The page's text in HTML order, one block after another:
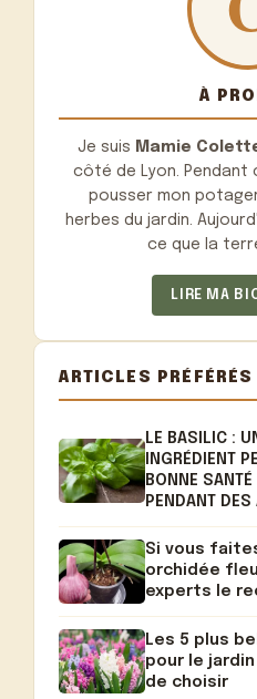
À
Je suis Mamie
côté de Lyon. Pendant
pousser mon
herbes du jardin.
ce que la
LIRE MA
ARTICLES PRÉFÉRÉS
LE BASILIC :
INGRÉDIENT
BONNE SANTÉ
PENDANT DES
Si vous
orchidée
experts le
Les 5 plus
pour le
de choisir